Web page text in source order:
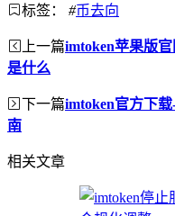
标签： #币去向
上一篇imtoken苹果版
是什么
下一篇imtoken官方下
南
相关文章